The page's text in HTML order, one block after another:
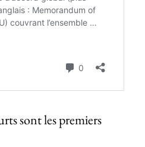
sont les premiers